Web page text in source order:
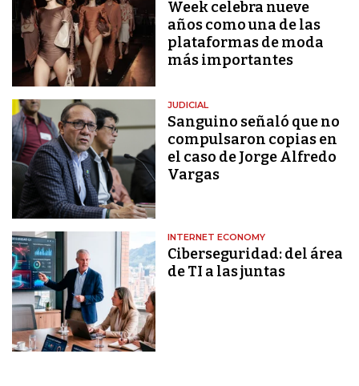
Week celebra nueve
años como una de las
plataformas de moda
más importantes
JUDICIAL
Sanguino señaló que no
compulsaron copias en
el caso de Jorge Alfredo
Vargas
INTERNET ECONOMY
Ciberseguridad: del área
de TI a las juntas